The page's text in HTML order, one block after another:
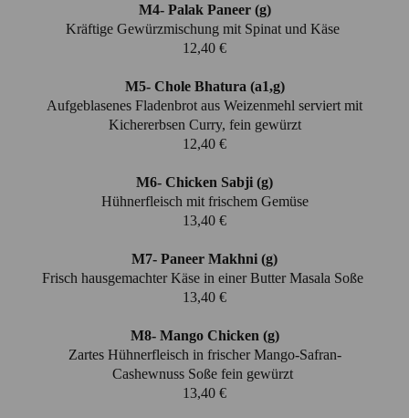
M4- Palak Paneer (g)
Kräftige Gewürzmischung mit Spinat und Käse
12,40 €
M5- Chole Bhatura (a1,g)
Aufgeblasenes Fladenbrot aus Weizenmehl serviert mit
Kichererbsen Curry, fein gewürzt
12,40 €
M6- Chicken Sabji (g)
Hühnerfleisch mit frischem Gemüse
13,40 €
M7- Paneer Makhni (g)
Frisch hausgemachter Käse in einer Butter Masala Soße
13,40 €
M8- Mango Chicken (g)
Zartes Hühnerfleisch in frischer Mango-Safran-
Cashewnuss Soße fein gewürzt
13,40 €